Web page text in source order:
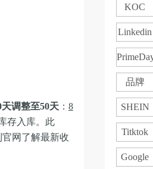
天调整至50天： 8
存入库。此
网了解最新收
KOC
Linkedin
PrimeDay
品牌
SHEIN
Titktok
Google